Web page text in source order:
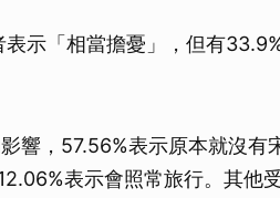
示「相當擔憂」，但有
響，57.56%表示原本就沒有
表示會照常旅行。其他